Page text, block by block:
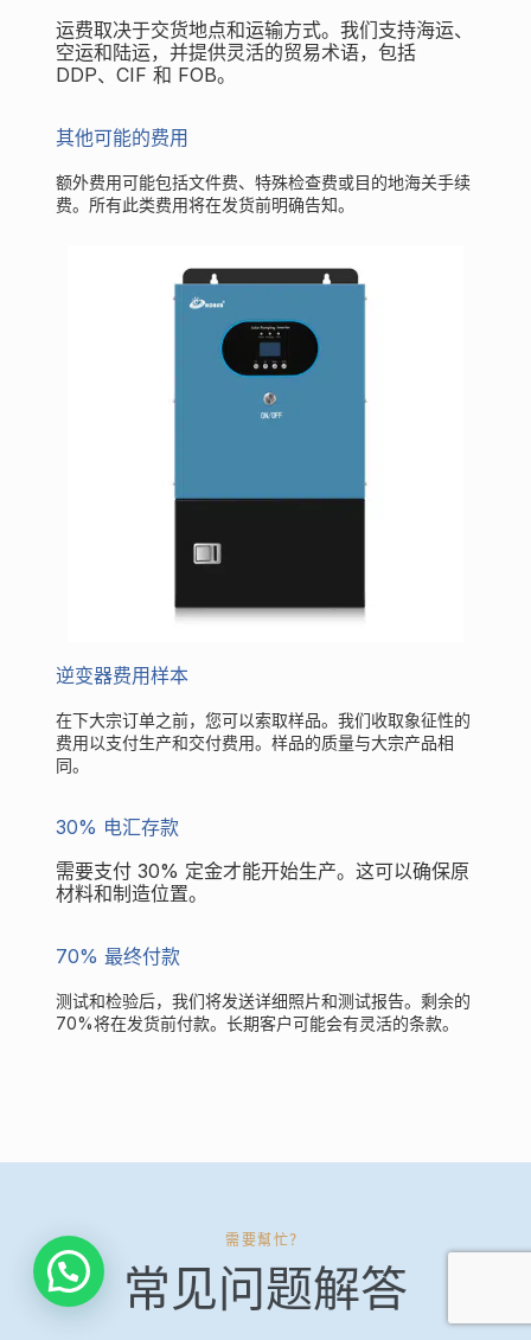
运费取决于交货地点和运输方式。我们支持海运、
空运和陆运，并提供灵活的贸易术语，包括
DDP、CIF 和 FOB。
其他可能的费用
额外费用可能包括文件费、特殊检查费或目的地海关手续
费。所有此类费用将在发货前明确告知。
逆变器费用样本
在下大宗订单之前，您可以索取样品。我们收取象征性的
费用以支付生产和交付费用。样品的质量与大宗产品相
同。
30% 电汇存款
需要支付 30% 定金才能开始生产。这可以确保原
材料和制造位置。
70% 最终付款
测试和检验后，我们将发送详细照片和测试报告。剩余的
70%将在发货前付款。长期客户可能会有灵活的条款。
需要幫忙？
常见问题解答